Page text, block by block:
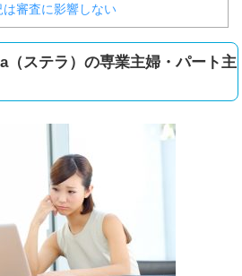
審査に影響しない
（ステラ）の専業主婦・パート主